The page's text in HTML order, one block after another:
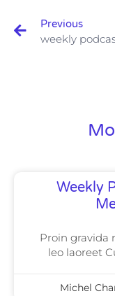
Previous
Weekly
Proin gravida
leo laoreet
Michel